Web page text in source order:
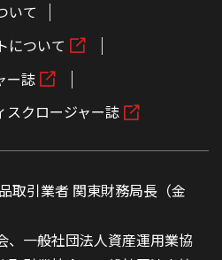
いて
について
ー誌
スクロージャー誌
取引業者 関東財務局長（金
、一般社団法人資産運用業協